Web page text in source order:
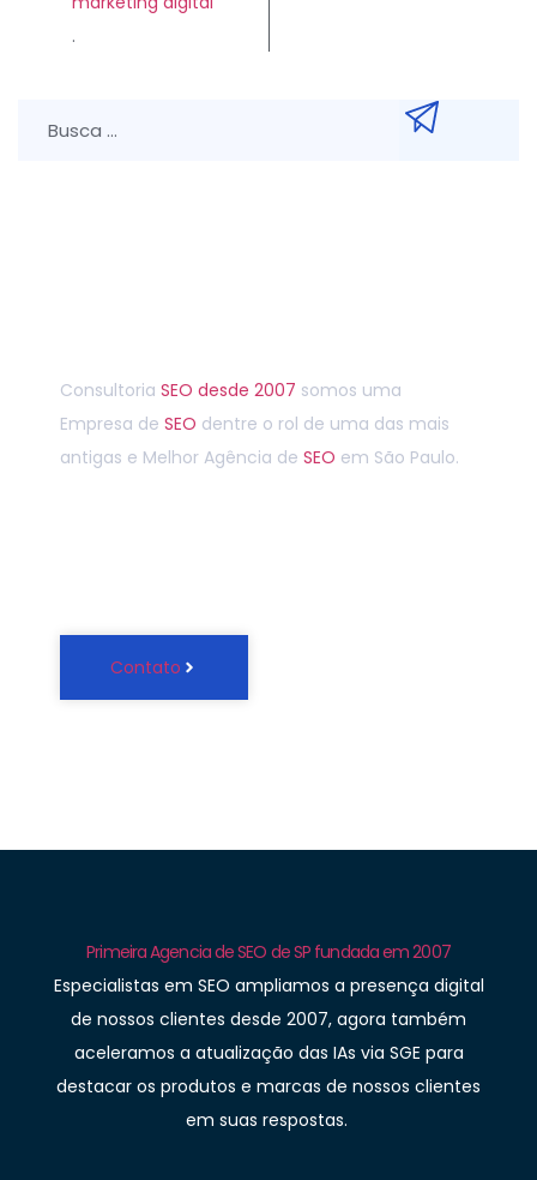
.
Consultoria SEO desde 2007 somos uma
Empresa de SEO dentre o rol de uma das mais
antigas e Melhor Agência de SEO em São Paulo.
Contato
Primeira Agencia de SEO de SP fundada em 2007
Especialistas em SEO ampliamos a presença digital
de nossos clientes desde 2007, agora também
aceleramos a atualização das IAs via SGE para
destacar os produtos e marcas de nossos clientes
em suas respostas.